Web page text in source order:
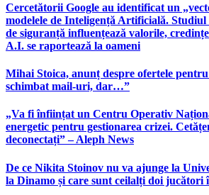
Cercetătorii Google au identificat un
modelele de Inteligență Artificială.
de siguranță influențează valorile,
A.I. se raportează la oameni
Mihai Stoica, anunț despre ofertele
schimbat mail-uri, dar…”
„Va fi înființat un Centru Operativ
energetic pentru gestionarea crizei.
deconectați” – Aleph News
De ce Nikita Stoinov nu va ajunge la
la Dinamo și care sunt ceilalți doi jucători